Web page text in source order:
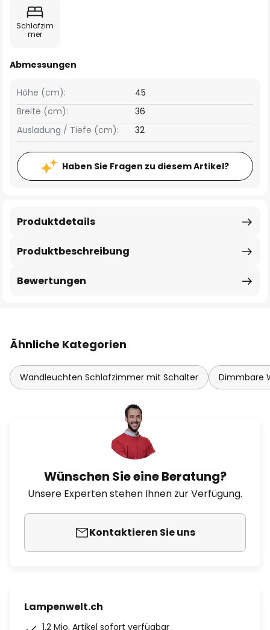
Schlafzim
mer
Abmessungen
Breite (cm): 36
Höhe (cm): 45
Ausladung / Tiefe (cm): 32
Haben Sie Fragen zu diesem Artikel?
Produktbeschreibung
Produktdetails
Bewertungen
Ähnliche Kategorien
Wandleuchten Schlafzimmer mit Schalter Dimmbare
Wünschen Sie eine Beratung?
Unsere Experten stehen Ihnen zur Verfügung.
Kontaktieren Sie uns
Lampenwelt.ch
1.2 Mio. Artikel sofort verfügbar